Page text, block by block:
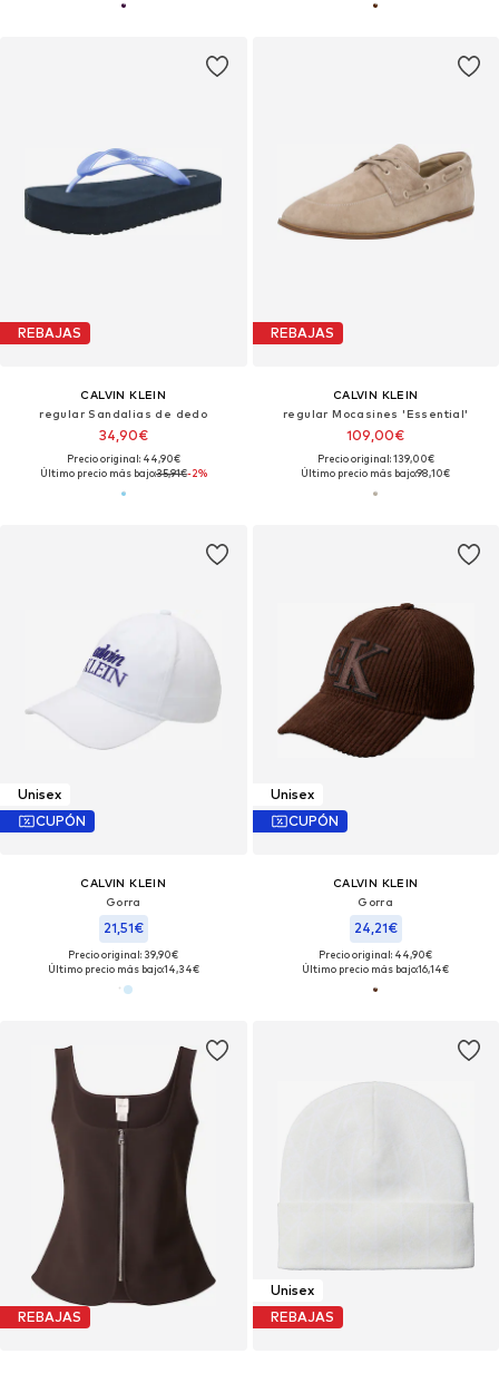
REBAJAS
CALVIN KLEIN
regular Sandalias de dedo
34,90€
Precio original: 44,90€
Último precio más bajo:35,91€-2%
REBAJAS
CALVIN KLEIN
regular Mocasines 'Essential'
109,00€
Precio original: 139,00€
Último precio más bajo:98,10€
Unisex
CUPÓN
CALVIN KLEIN
Gorra
21,51€
Precio original: 39,90€
Último precio más bajo:14,34€
Unisex
CUPÓN
CALVIN KLEIN
Gorra
24,21€
Precio original: 44,90€
Último precio más bajo:16,14€
REBAJAS
Unisex
REBAJAS